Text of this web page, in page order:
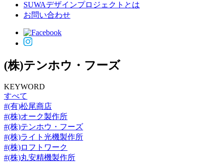
SUWAデザインプロジェクトとは
お問い合わせ
(株)テンホウ・フーズ
KEYWORD
すべて
#(有)松尾商店
#(株)オーク製作所
#(株)テンホウ・フーズ
#(株)ライト光機製作所
#(株)ロフトワーク
#(株)丸安精機製作所